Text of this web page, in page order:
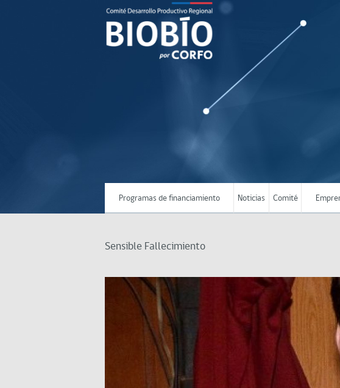
Programas de financiamiento Noticias Comité
Sensible Fallecimiento